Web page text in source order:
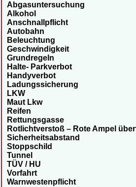
Abgasuntersuchung
Alkohol
Anschnallpflicht
Autobahn
Beleuchtung
Geschwindigkeit
Grundregeln
Halte- Parkverbot
Handyverbot
Ladungssicherung
LKW
Maut Lkw
Reifen
Rettungsgasse
Rotlichtverstoß – Rote Ampel
Sicherheitsabstand
Stoppschild
Tunnel
TÜV / HU
Vorfahrt
Warnwestenpflicht